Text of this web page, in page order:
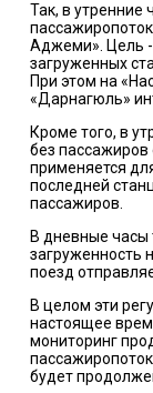
Так, в утренние
Аджеми». Цель -
загруженных
При этом на
«Дарнагюль»
Кроме того, в
без пассажиров
применяется
последней
пассажиров.
В дневные часы
загруженность
поезд
В целом эти
настоящее
мониторинг
будет